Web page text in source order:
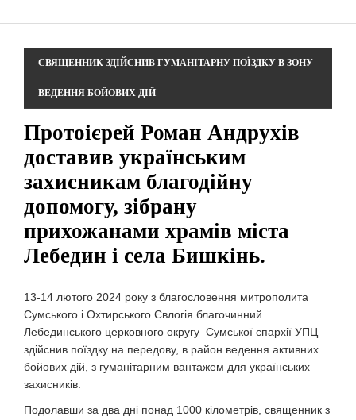
СВЯЩЕННИК ЗДІЙСНИВ ГУМАНІТАРНУ ПОЇЗДКУ В ЗОНУ
ВЕДЕННЯ БОЙОВИХ ДІЙ
Протоієрей Роман Андрухів
доставив українським
захисникам благодійну
допомогу, зібрану
прихожанами храмів міста
Лебедин і села Бишкінь.
13-14 лютого 2024 року з благословення митрополита
Сумського і Охтирського Євлогія благочинний
Лебединського церковного округу Сумської єпархії УПЦ
здійснив поїздку на передову, в район ведення активних
бойових дій, з гуманітарним вантажем для українських
захисників.
Подолавши за два дні понад 1000 кілометрів, священник з